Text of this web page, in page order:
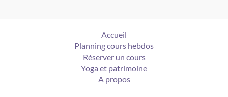
Accueil
Planning cours hebdos
Réserver un cours
Yoga et patrimoine
A propos